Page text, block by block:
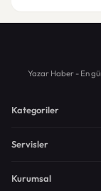
Yazar Haber - En
Kategoriler
Servisler
Kurumsal